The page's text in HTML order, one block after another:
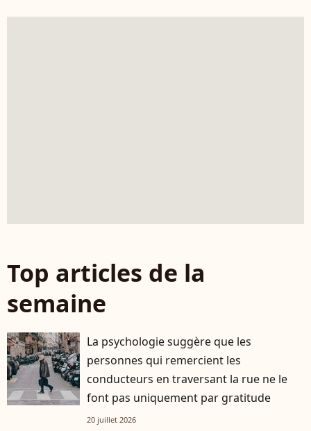
Top articles de la
semaine
La psychologie suggère que les
personnes qui remercient les
conducteurs en traversant la rue ne le
font pas uniquement par gratitude
20 juillet 2026